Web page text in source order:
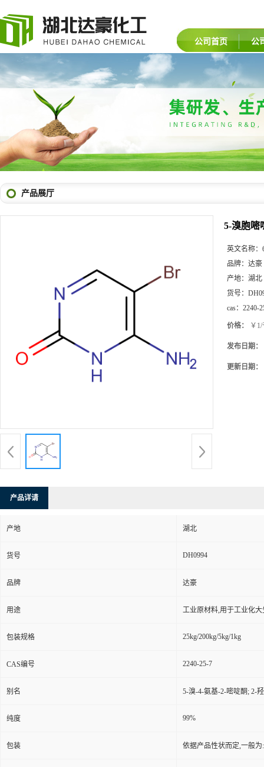
公司首页 公
产品展厅
5-溴胞嘧
英文名称：
品牌： 达豪
产地： 湖北
货号：
cas： 2240-
价格： ￥
发布日期：
更新日期：
产品详请
产地 湖北
货号 DH0994
品牌 达豪
用途 工业原材料,用于工业化大
包装规格 25kg/200kg/5kg/1kg
CAS编号 2240-25-7
别名 5-溴-4-氨基-2-嘧啶酮; 2-
纯度 99%
包装 依据产品性状而定,一般